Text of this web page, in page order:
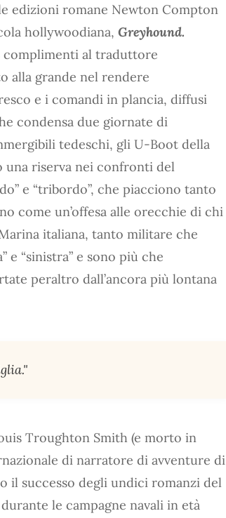
edizioni romane Newton Compton
hollywoodiana, Greyhound.
complimenti al traduttore
alla grande nel rendere
e i comandi in plancia, diffusi
condensa due giornate di
tedeschi, gli U-Boot della
una riserva nei confronti del
e “tribordo”, che piacciono tanto
come un’offesa alle orecchie di chi
italiana, tanto militare che
e “sinistra” e sono più che
peraltro dall’ancora più lontana
Troughton Smith (e morto in
di narratore di avventure di
il successo degli undici romanzi del
le campagne navali in età